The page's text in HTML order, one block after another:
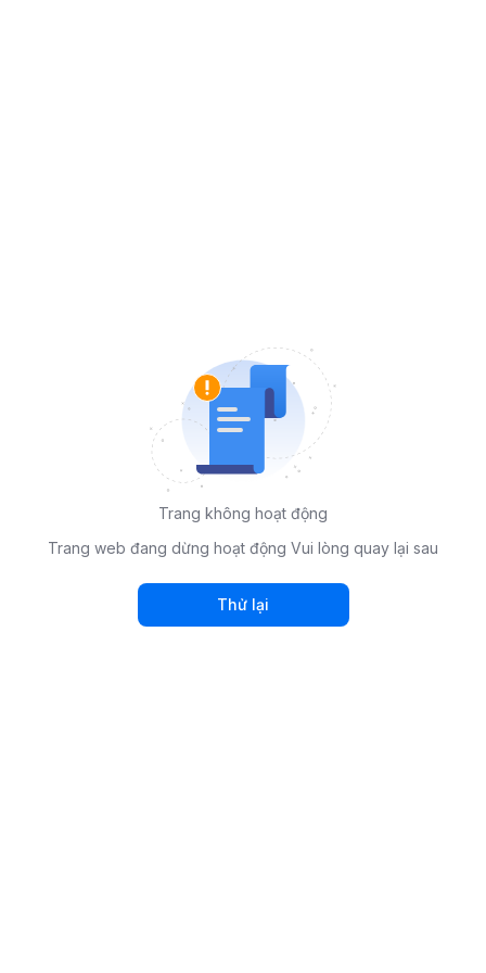
Trang không hoạt động
Trang web đang dừng hoạt động Vui lòng quay lại sau
Thử lại